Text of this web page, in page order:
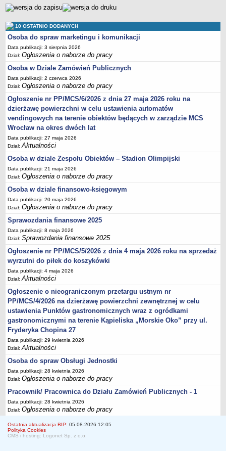
Sprawozdania finansowe 2020
Sprawozdania finansowe 2022
Sprawozdania finansowe 2023
Sprawozdania finansowe 2024
Sprawozdania finansowe 2025
10 OSTATNIO DODANYCH
Osoba do spraw marketingu i komunikacji
Data publikacji: 3 sierpnia 2026
Dział:Ogłoszenia o naborze do pracy
Osoba w Dziale Zamówień Publicznych
Data publikacji: 2 czerwca 2026
Dział:Ogłoszenia o naborze do pracy
Ogłoszenie nr PP/MCS/6/2026 z dnia 27 maja 2026 roku na
dzierżawę powierzchni w celu ustawienia automatów
vendingowych na terenie obiektów będących w zarządzie MCS
Wrocław na okres dwóch lat
Data publikacji: 27 maja 2026
Dział:Aktualności
Osoba w dziale Zespołu Obiektów – Stadion Olimpijski
Data publikacji: 21 maja 2026
Dział:Ogłoszenia o naborze do pracy
Osoba w dziale finansowo-księgowym
Data publikacji: 20 maja 2026
Dział:Ogłoszenia o naborze do pracy
Sprawozdania finansowe 2025
Data publikacji: 8 maja 2026
Dział:Sprawozdania finansowe 2025
Ogłoszenie nr PP/MCS/5/2026 z dnia 4 maja 2026 roku na sprzedaż
wyrzutni do piłek do koszykówki
Data publikacji: 4 maja 2026
Dział:Aktualności
Ogłoszenie o nieograniczonym przetargu ustnym nr
PP/MCS/4/2026 na dzierżawę powierzchni zewnętrznej w celu
ustawienia Punktów gastronomicznych wraz z ogródkami
gastronomicznymi na terenie Kąpieliska „Morskie Oko” przy ul.
Fryderyka Chopina 27
Data publikacji: 29 kwietnia 2026
Dział:Aktualności
Osoba do spraw Obsługi Jednostki
Data publikacji: 28 kwietnia 2026
Dział:Ogłoszenia o naborze do pracy
Pracownik/ Pracownica do Działu Zamówień Publicznych - 1
Data publikacji: 28 kwietnia 2026
Dział:Ogłoszenia o naborze do pracy
Ostatnia aktualizacja BIP: 05.08.2026 12:05
Polityka Cookies
CMS i hosting: Logonet Sp. z o.o.